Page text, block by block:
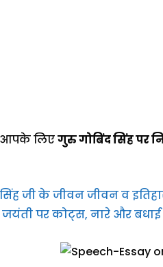
लिएगुरु गोबिंद सिंह पर
जी के जीवन जीवन व
पर कोट्स, नारे और